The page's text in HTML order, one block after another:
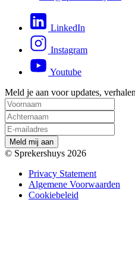
LinkedIn
Instagram
Youtube
Meld je aan voor updates,
Me d mij aan
© Sprekershuys 2026
Privacy Statement
Algemene Voorwaarden
Cookiebeleid